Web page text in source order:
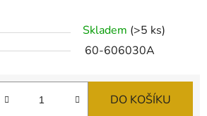
Skladem (>5 ks)
60-606030A
DO KOŠÍKU